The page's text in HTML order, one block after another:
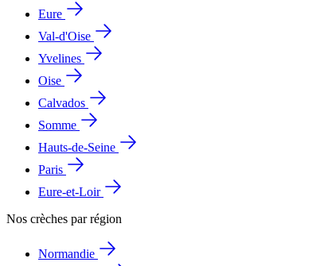
Eure
Val-d'Oise
Yvelines
Oise
Calvados
Somme
Hauts-de-Seine
Paris
Eure-et-Loir
Nos crèches par région
Normandie